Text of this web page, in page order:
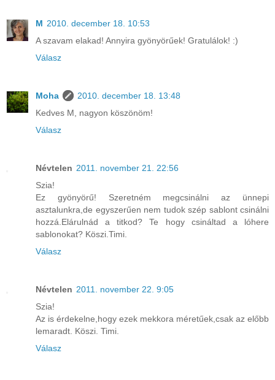
M 2010. december 18. 10:53
A szavam elakad! Annyira gyönyörűek! Gratulálok! :)
Válasz
Moha
2010. december 18. 13:48
Kedves M, nagyon köszönöm!
Válasz
Névtelen 2011. november 21. 22:56
Szia!
Ez gyönyörű! Szeretném megcsinálni az ünnepi
asztalunkra,de egyszerűen nem tudok szép sablont csinálni
hozzá.Elárulnád a titkod? Te hogy csináltad a lóhere
sablonokat? Köszi.Timi.
Válasz
Névtelen 2011. november 22. 9:05
Szia!
Az is érdekelne,hogy ezek mekkora méretűek,csak az előbb
lemaradt. Köszi. Timi.
Válasz